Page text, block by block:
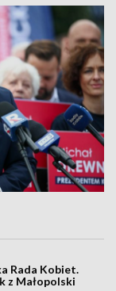
Rada Kobiet.
z Małopolski